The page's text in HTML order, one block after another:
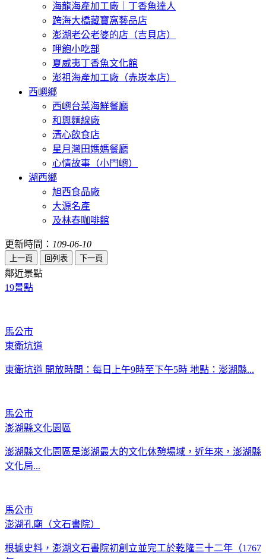
海龍海產加工廠｜丁香魚達人
跨海大橋藏寶窩藝品店
澎湖老公老婆的店（吉貝店）
呷飽小吃部
夏威夷丁香魚文化館
澎祖海產加工廠（赤崁本店）
西嶼鄉
西嶼台菜海鮮餐廳
和興麵線廠
清心飲食店
星月灣田媽媽餐廳
心情故事（小門嶼）
湖西鄉
旭西食品廠
大源名產
及林春咖啡館
更新時間： 109-06-10
鄰近景點
19景點
馬公市
東衛坑道
東衛坑道 開放時間：每日上午9時至下午5時 地點：澎湖縣...
馬公市
澎湖縣文化園區
澎湖縣文化園區是澎湖最大的文化休憩場域，近年來，澎湖縣
文化局...
馬公市
澎湖孔廟（文石書院）
根據史料，澎湖文石書院初創立並完工於乾隆三十二年（1767